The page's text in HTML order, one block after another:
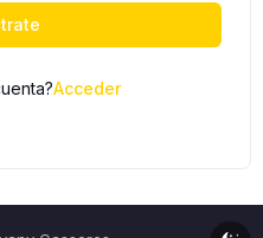
Acceder